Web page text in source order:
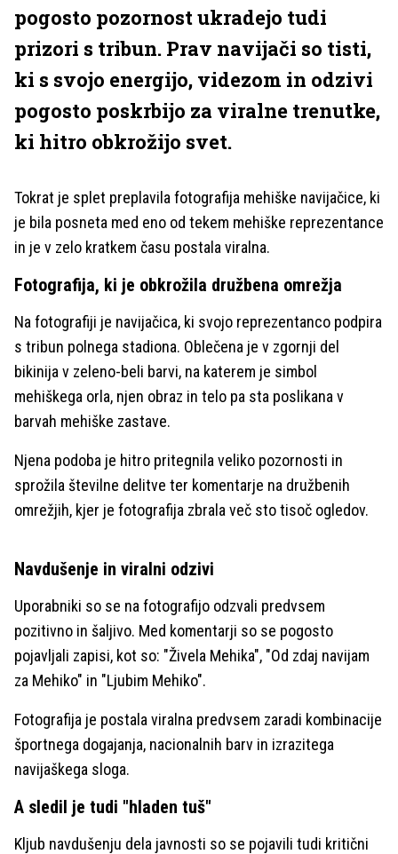
pogosto pozornost ukradejo tudi
prizori s tribun. Prav navijači so tisti,
ki s svojo energijo, videzom in odzivi
pogosto poskrbijo za viralne trenutke,
ki hitro obkrožijo svet.
Tokrat je splet preplavila fotografija mehiške navijačice, ki
je bila posneta med eno od tekem mehiške reprezentance
in je v zelo kratkem času postala viralna.
Fotografija, ki je obkrožila družbena omrežja
Na fotografiji je navijačica, ki svojo reprezentanco podpira
s tribun polnega stadiona. Oblečena je v zgornji del
bikinija v zeleno-beli barvi, na katerem je simbol
mehiškega orla, njen obraz in telo pa sta poslikana v
barvah mehiške zastave.
Njena podoba je hitro pritegnila veliko pozornosti in
sprožila številne delitve ter komentarje na družbenih
omrežjih, kjer je fotografija zbrala več sto tisoč ogledov.
Navdušenje in viralni odzivi
Uporabniki so se na fotografijo odzvali predvsem
pozitivno in šaljivo. Med komentarji so se pogosto
pojavljali zapisi, kot so: "Živela Mehika", "Od zdaj navijam
za Mehiko" in "Ljubim Mehiko".
Fotografija je postala viralna predvsem zaradi kombinacije
športnega dogajanja, nacionalnih barv in izrazitega
navijaškega sloga.
A sledil je tudi "hladen tuš"
Kljub navdušenju dela javnosti so se pojavili tudi kritični